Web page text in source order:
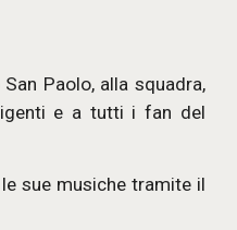
Paolo, alla squadra,
e a tutti i fan del
sue musiche tramite il